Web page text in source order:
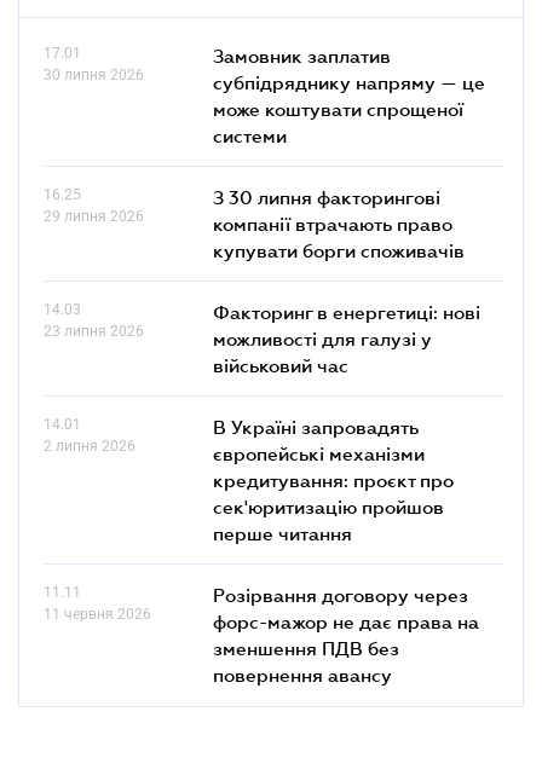
17.01
30 липня 2026
Замовник заплатив
субпідряднику напряму — це
може коштувати спрощеної
системи
16.25
29 липня 2026
З 30 липня факторингові
компанії втрачають право
купувати борги споживачів
14.03
23 липня 2026
Факторинг в енергетиці: нові
можливості для галузі у
військовий час
14.01
2 липня 2026
В Україні запровадять
європейські механізми
кредитування: проєкт про
сек'юритизацію пройшов
перше читання
11.11
11 червня 2026
Розірвання договору через
форс-мажор не дає права на
зменшення ПДВ без
повернення авансу